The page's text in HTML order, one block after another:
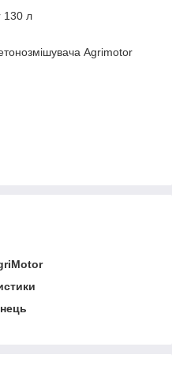
130 л
Agrimotor